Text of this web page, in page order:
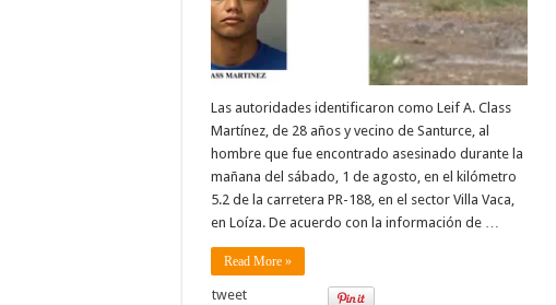
Las autoridades identificaron como Leif A. Class
Martínez, de 28 años y vecino de Santurce, al
hombre que fue encontrado asesinado durante la
mañana del sábado, 1 de agosto, en el kilómetro
5.2 de la carretera PR-188, en el sector Villa Vaca,
en Loíza. De acuerdo con la información de …
Read More »
tweet